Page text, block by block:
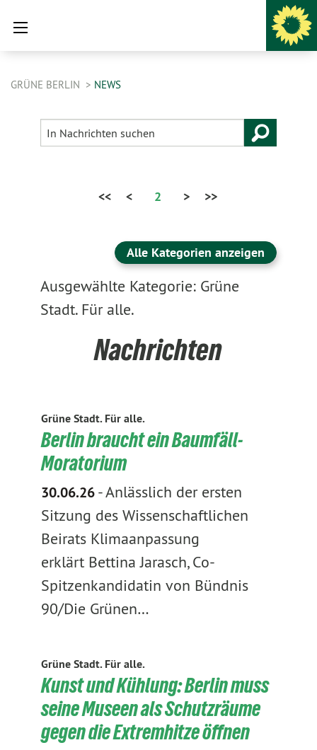
GRÜNE BERLIN NEWS
<< < 2 > >>
Alle Kategorien anzeigen
Ausgewählte Kategorie: Grüne
Stadt. Für alle.
Nachrichten
Grüne Stadt. Für alle.
Berlin braucht ein Baumfäll-
Moratorium
30.06.26-Anlässlich der ersten
Sitzung des Wissenschaftlichen
Beirats Klimaanpassung
erklärt Bettina Jarasch, Co-
Spitzenkandidatin von Bündnis
90/Die Grünen…
Grüne Stadt. Für alle.
Kunst und Kühlung: Berlin muss
seine Museen als Schutzräume
gegen die Extremhitze öffnen